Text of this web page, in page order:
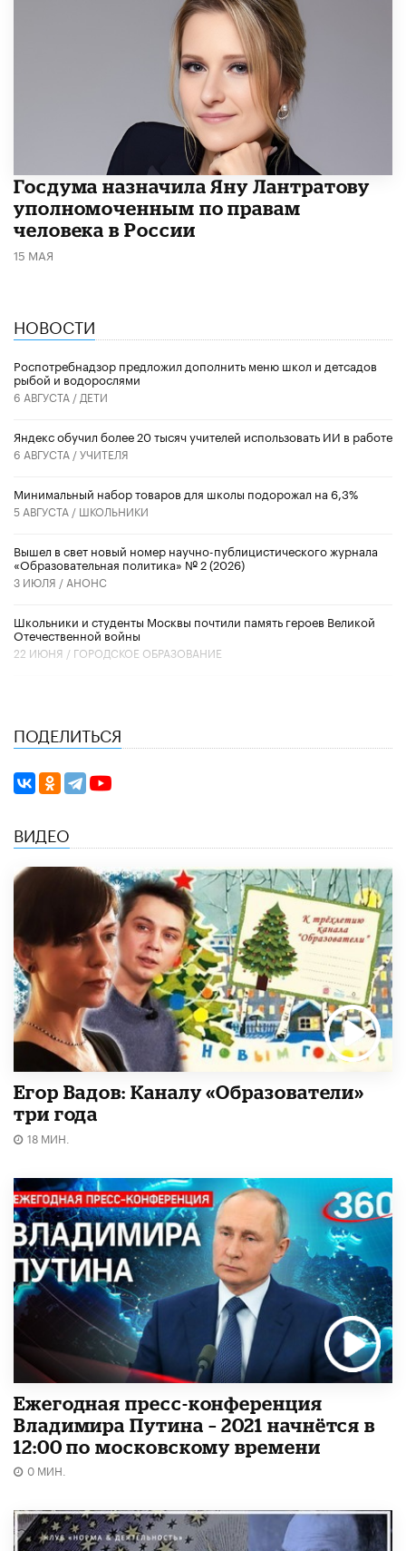
Госдума назначила Яну Лантратову
уполномоченным по правам
человека в России
15 МАЯ
НОВОСТИ
Роспотребнадзор предложил дополнить меню школ и детсадов
рыбой и водорослями
6 АВГУСТА / ДЕТИ
​Яндекс обучил более 20 тысяч учителей использовать ИИ в работе
6 АВГУСТА /УЧИТЕЛЯ
Минимальный набор товаров для школы подорожал на 6,3%
5 АВГУСТА / ШКОЛЬНИКИ
Вышел в свет новый номер научно-публицистического журнала
«Образовательная политика» № 2 (2026)
3 ИЮЛЯ / АНОНС
Школьники и студенты Москвы почтили память героев Великой
Отечественной войны
22 ИЮНЯ / ГОРОДСКОЕ ОБРАЗОВАНИЕ
ПОДЕЛИТЬСЯ
ВИДЕО
Егор Вадов: Каналу «Образователи»
три года
18 МИН.
Ежегодная пресс-конференция
Владимира Путина – 2021 начнётся в
12:00 по московскому времени
0 МИН.